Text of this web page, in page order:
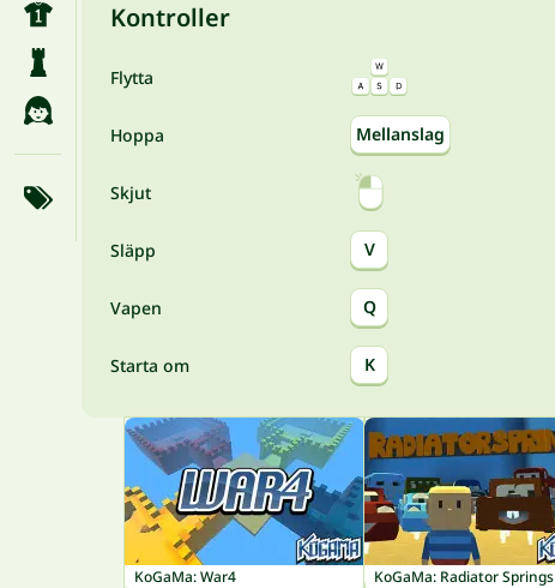
Kontroller
Flytta
Hoppa Mellanslag
Skjut
Släpp V
Vapen Q
Starta om K
KoGaMa: War4 KoGaMa: Radiator Springs